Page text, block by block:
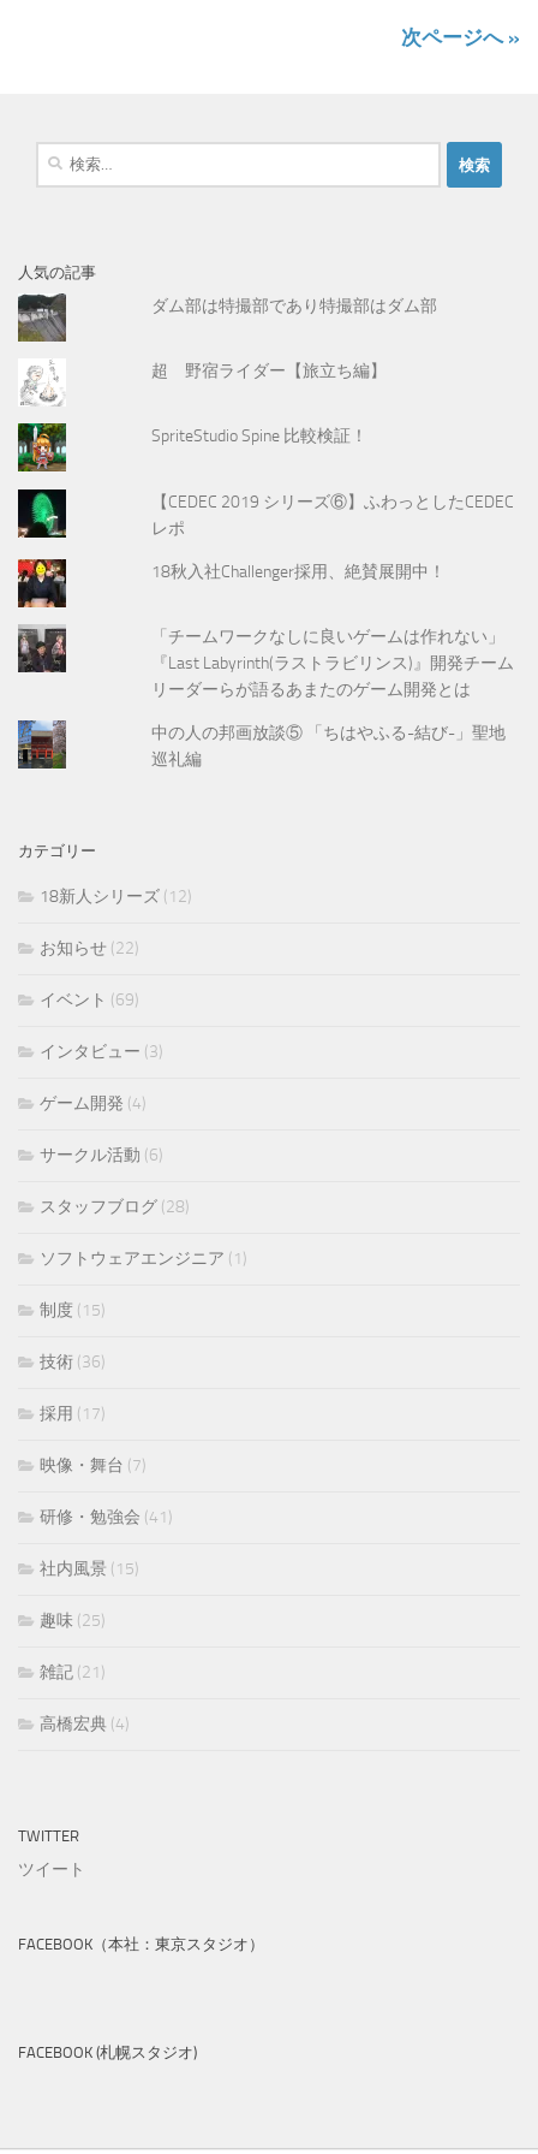
次ページへ »
検
人気の記事
ダム部は特撮部であり特撮部はダム部
超 野宿ライダー【旅立ち編】
SpriteStudio Spine 比較検証！
【CEDEC 2019 シリーズ⑥】ふわっとしたCEDEC
レポ
18秋入社Challenger採用、絶賛展開中！
「チームワークなしに良いゲームは作れない」
『Last Labyrinth(ラストラビリンス)』開発チーム
リーダーらが語るあまたのゲーム開発とは
中の人の邦画放談⑤ 「ちはやふる-結び-」聖地
巡礼編
カテゴリー
18新人シリーズ (12)
お知らせ (22)
イベント (69)
インタビュー (3)
ゲーム開発 (4)
サークル活動 (6)
スタッフブログ (28)
ソフトウェアエンジニア (1)
制度 (15)
技術 (36)
採用 (17)
映像・舞台 (7)
研修・勉強会 (41)
社内風景 (15)
趣味 (25)
雑記 (21)
高橋宏典 (4)
TWITTER
ツイート
FACEBOOK（本社：東京スタジオ）
FACEBOOK (札幌スタジオ)